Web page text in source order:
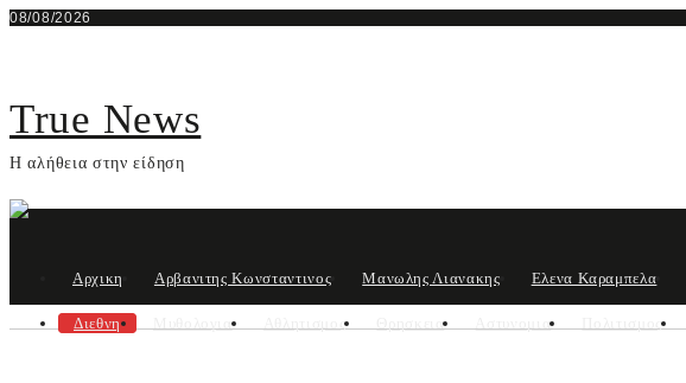
Skip
08/08/2026
True News
Η αλήθεια στην είδηση
Αρχικη Αρβανιτης Κωνσταντινος Μανωλης Λιανακης Ελενα Καραμπελα
Διεθνη Μυθολογια Αθλητισμος Θρησκεια Αστυνομια Πολιτισμος